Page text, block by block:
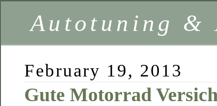
Autotuning &
February 19, 2013
Gute Motorrad